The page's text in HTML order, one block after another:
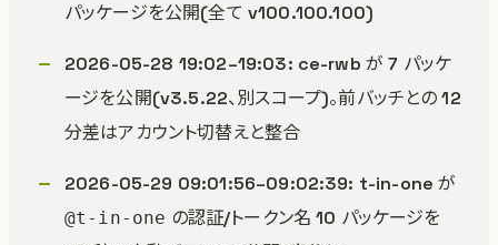
パッケージを公開(全て v100.100.100)
2026-05-28 19:02–19:03: ce-rwb が 7 パッケ
ージを公開(v3.5.22、別スコープ)。前バッチとの 12
分差はアカウント切替えと整合
2026-05-29 09:01:56–09:02:39: t-in-one が
@t-in-one の認証/トークン名 10 パッケージを